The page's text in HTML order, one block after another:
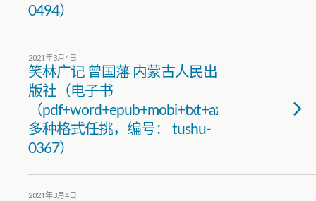
0494）
2021年3月4日
笑林广记 曾国藩 内蒙古人民出
版社（电子书
（pdf+word+epub+mobi+txt+azw3）
多种格式任挑，编号： tushu-
0367）
2021年3月4日